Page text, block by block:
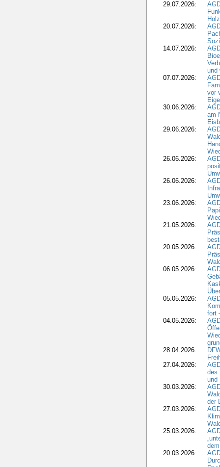
29.07.2026:
20.07.2026:
14.07.2026:
und
07.07.2026:
vor
30.06.2026:
am
29.06.2026:
26.06.2026:
26.06.2026:
23.06.2026:
21.05.2026:
20.05.2026:
06.05.2026:
05.05.2026:
fort
04.05.2026:
28.04.2026:
27.04.2026:
des
und
30.03.2026:
der
27.03.2026:
25.03.2026:
20.03.2026: